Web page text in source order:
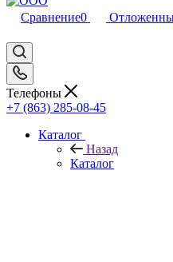
Сравнение0
Телефоны
+7 (863) 285-08-45
Каталог
Назад
Каталог